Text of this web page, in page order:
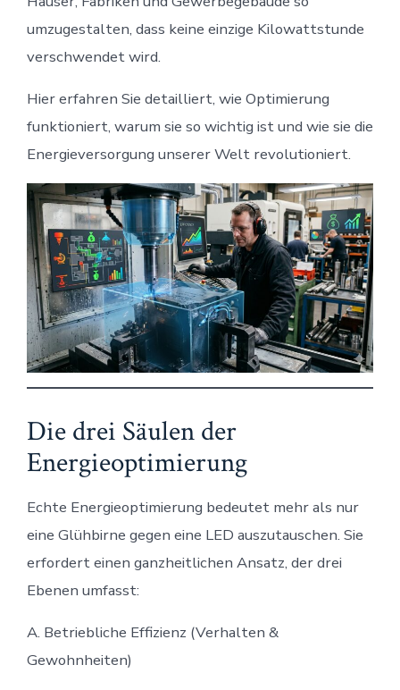
umzugestalten, dass keine einzige Kilowattstunde
verschwendet wird.
Hier erfahren Sie detailliert, wie Optimierung
funktioniert, warum sie so wichtig ist und wie sie die
Energieversorgung unserer Welt revolutioniert.
Die drei Säulen der
Energieoptimierung
Echte Energieoptimierung bedeutet mehr als nur
eine Glühbirne gegen eine LED auszutauschen. Sie
erfordert einen ganzheitlichen Ansatz, der drei
Ebenen umfasst:
A. Betriebliche Effizienz (Verhalten &
Gewohnheiten)